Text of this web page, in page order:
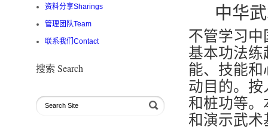
资料分享Sharings
管理团队Team
联系我们Contact
搜索 Search
中华武
不管学习
基本功法
能、技能
动目的。
和桩功等
和演示武